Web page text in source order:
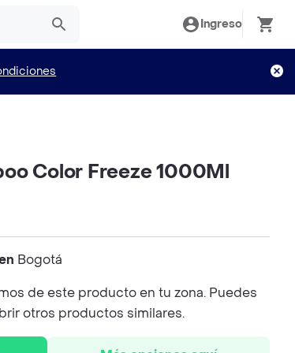
Ingreso
Color Freeze 1000Ml
Bogotá
de este producto en tu zona. Puedes
otros productos similares.